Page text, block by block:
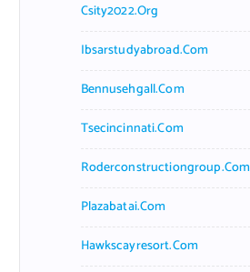
Csity2022.org
Ibsarstudyabroad.com
Bennusehgall.com
Tsecincinnati.com
Roderconstructiongroup.com
Plazabatai.com
Hawkscayresort.com